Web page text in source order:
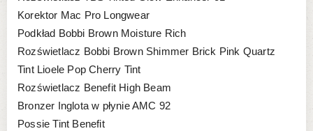
Korektor Mac Pro Longwear
Podkład Bobbi Brown Moisture Rich
Rozświetlacz Bobbi Brown Shimmer Brick Pink Quartz
Tint Lioele Pop Cherry Tint
Rozświetlacz Benefit High Beam
Bronzer Inglota w płynie AMC 92
Possie Tint Benefit